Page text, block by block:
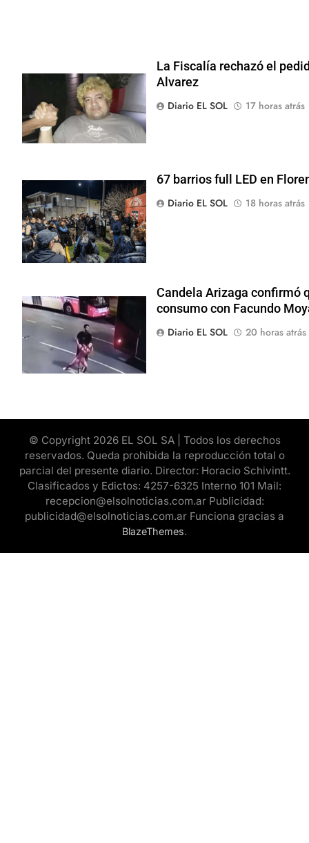
La Fiscalía rechazó el
Alvarez
Diario EL SOL
17 horas atrás
67 barrios full LED en
Diario EL SOL
18 horas atrás
Candela Arizaga confirmó
consumo con Facundo
Diario EL SOL
20 horas atrás
© Copyright 2026 EL SOL SA | Todos los derechos
reservados. Queda prohibida la reproducción total o
parcial del presente diario. Director: Horacio Schivintt.
Clasificados y Edictos: 4257-6325 Interno 101 Mail:
recepcion@elsolnoticias.com.ar Publicidad:
publicidad@elsolnoticias.com.ar Funciona gracias a
BlazeThemes.